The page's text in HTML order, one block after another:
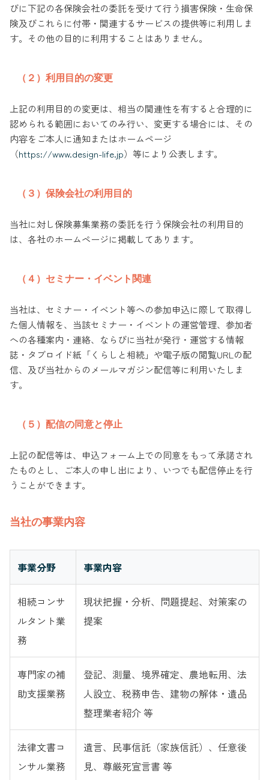
びに下記の各保険会社の委託を受けて行う損害保険・生命保
険及びこれらに付帯・関連するサービスの提供等に利用しま
す。その他の目的に利用することはありません。
（２）利用目的の変更
上記の利用目的の変更は、相当の関連性を有すると合理的に
認められる範囲においてのみ行い、変更する場合には、その
内容をご本人に通知またはホームページ
（https://www.design-life.jp）等により公表します。
（３）保険会社の利用目的
当社に対し保険募集業務の委託を行う保険会社の利用目的
は、各社のホームページに掲載してあります。
（４）セミナー・イベント関連
当社は、セミナー・イベント等への参加申込に際して取得し
た個人情報を、当該セミナー・イベントの運営管理、参加者
への各種案内・連絡、ならびに当社が発行・運営する情報
誌・タブロイド紙「くらしと相続」や電子版の閲覧URLの配
信、及び当社からのメールマガジン配信等に利用いたしま
す。
（５）配信の同意と停止
上記の配信等は、申込フォーム上での同意をもって承諾され
たものとし、ご本人の申し出により、いつでも配信停止を行
うことができます。
当社の事業内容
事業分野 事業内容
相続コンサ
ルタント業
務
現状把握・分析、問題提起、対策案の
提案
専門家の補
助支援業務
登記、測量、境界確定、農地転用、法
人設立、税務申告、建物の解体・遺品
整理業者紹介 等
法律文書コ
ンサル業務
遺言、民事信託（家族信託）、任意後
見、尊厳死宣言書 等